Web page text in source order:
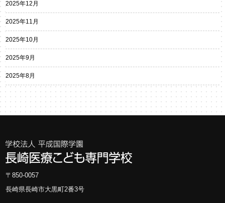
2025年12月
2025年11月
2025年10月
2025年9月
2025年8月
〒850-0057
長崎県長崎市大黒町2番3号